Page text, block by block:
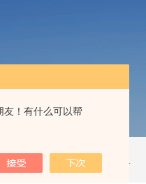
友！有什么可以帮
公驴精子分析仪